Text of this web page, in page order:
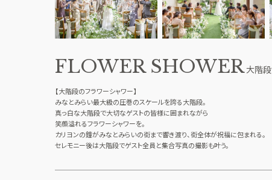
FLOWER SHOWER 大階段
【大階段のフラワーシャワー】
みなとみらい最大級の圧巻のスケールを誇る大階段。
真っ白な大階段で大切なゲストの皆様に囲まれながら
笑顔溢れるフラワーシャワーを。
カリヨンの鐘がみなとみらいの街まで響き渡り、街全体が祝福に包まれる。
セレモニー後は大階段でゲスト全員と集合写真の撮影も叶う。